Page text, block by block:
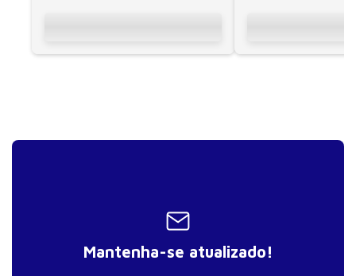
Mantenha-se atualizado!